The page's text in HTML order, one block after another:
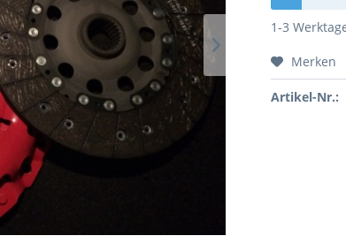
1-3
Merken
Artikel-Nr.: